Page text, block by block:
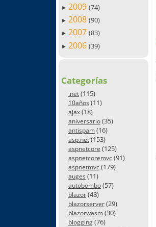
► 2009 (74)
► 2008 (90)
► 2007 (83)
► 2006 (39)
Categorías
.net(115)
10años (11)
ajax(18)
aniversario(35)
antispam(16)
asp.net(153)
aspnetcore (125)
aspnetcoremvc(91)
aspnetmvc(179)
auges (11)
autobombo(57)
blazor(48)
blazorserver(29)
blazorwasm(30)
blogging(76)